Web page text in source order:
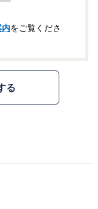
内をご覧くださ
る